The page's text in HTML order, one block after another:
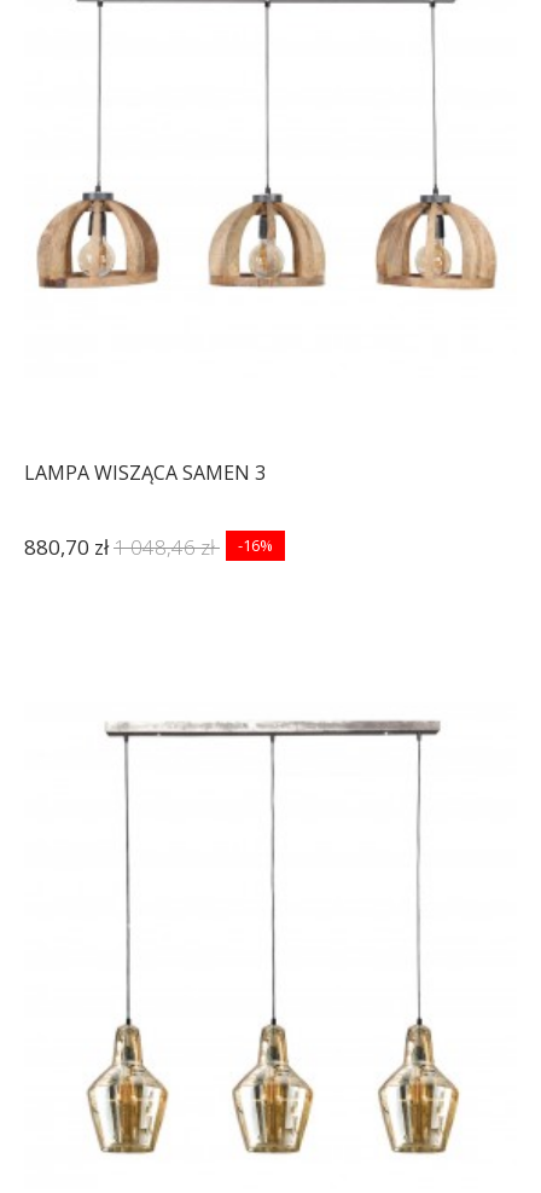
LAMPA WISZĄCA SAMEN 3
880,70 zł1 048,46 zł -16%